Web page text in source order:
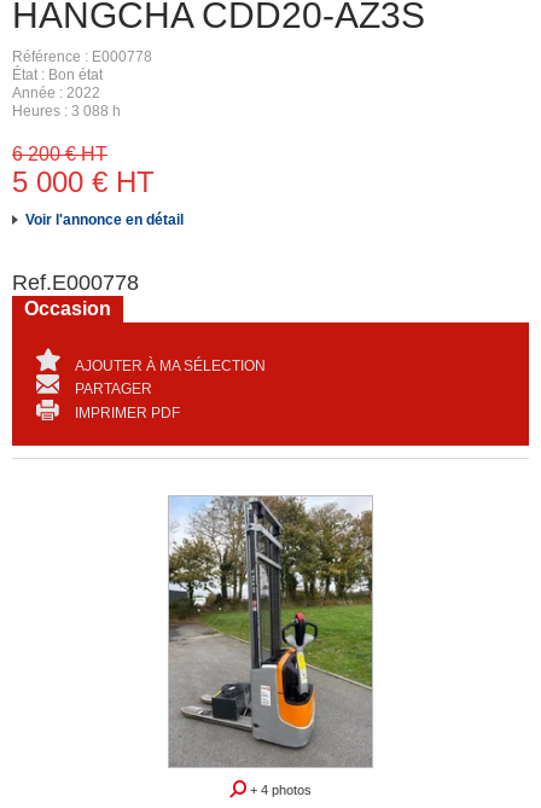
HANGCHA CDD20-AZ3S
Référence
E000778
État
Bon état
Année
2022
Heures
3 088 h
6 200 € HT
5 000 € HT
Voir l'annonce en détail
Ref.E000778
Occasion
AJOUTER À MA SÉLECTION
PARTAGER
IMPRIMER PDF
+ 4 photos